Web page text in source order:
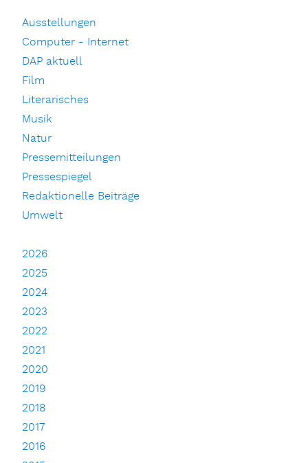
Ausstellungen
Computer - Internet
DAP aktuell
Film
Literarisches
Musik
Natur
Pressemitteilungen
Pressespiegel
Redaktionelle Beiträge
Umwelt
2026
2025
2024
2023
2022
2021
2020
2019
2018
2017
2016